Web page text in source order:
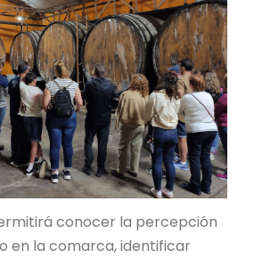
conocer la percepción
en la comarca, identificar